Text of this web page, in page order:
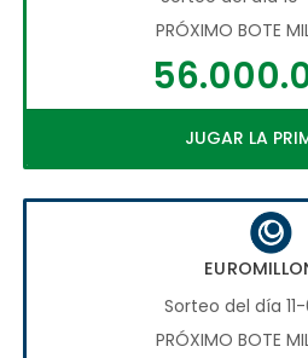
PRÓXIMO BOTE
JUGAR LA
Sorteo del día
PRÓXIMO BOTE